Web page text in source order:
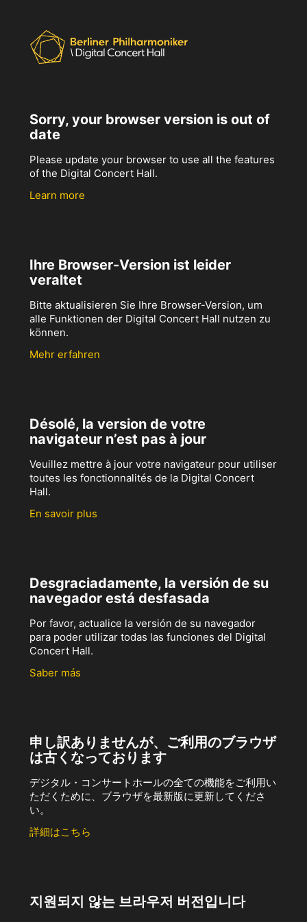
Sorry, your browser version is out of
date
Please update your browser to use all the features
of the Digital Concert Hall.
Learn more
Ihre Browser-Version ist leider
veraltet
Bitte aktualisieren Sie Ihre Browser-Version, um
alle Funktionen der Digital Concert Hall nutzen zu
können.
Mehr erfahren
Désolé, la version de votre
navigateur n’est pas à jour
Veuillez mettre à jour votre navigateur pour utiliser
toutes les fonctionnalités de la Digital Concert
Hall.
En savoir plus
Desgraciadamente, la versión de su
navegador está desfasada
Por favor, actualice la versión de su navegador
para poder utilizar todas las funciones del Digital
Concert Hall.
Saber más
申し訳ありませんが、ご利用のブラウザ
は古くなっております
デジタル・コンサートホールの全ての機能をご利用い
ただくために、ブラウザを最新版に更新してくださ
い。
詳細はこちら
지원되지 않는 브라우저 버전입니다